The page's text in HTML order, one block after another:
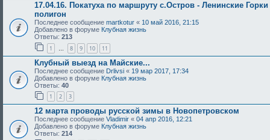
17.04.16. Покатуха по маршруту с.Остров - Ленинские
полигон
Последнее сообщение martkotur « 10 май 2016, 21:15
Добавлено в форуме Клубная жизнь
Ответы: 213
1 … 8 9 10 11
Клубный выезд на Майские...
Последнее сообщение Drlivsi « 19 мар 2017, 17:34
Добавлено в форуме Клубная жизнь
Ответы: 40
1 2 3
12 марта проводы русской зимы в Новопетровском
Последнее сообщение Vladimir « 04 апр 2016, 12:21
Добавлено в форуме Клубная жизнь
Ответы: 214